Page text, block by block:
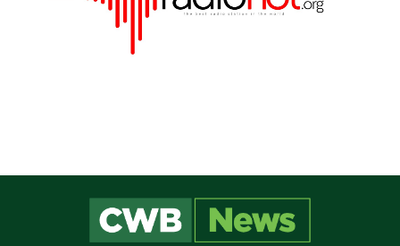
Este site utiliza cookies para melhorar sua
experiência e fornecer serviços personalizados. Ao